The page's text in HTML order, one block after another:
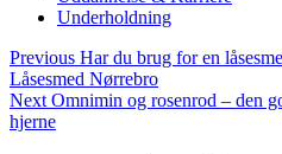
Underholdning
Previous Har du brug for en
Låsesmed Nørrebro
Next Omnimin og rosenrod – den
hjerne